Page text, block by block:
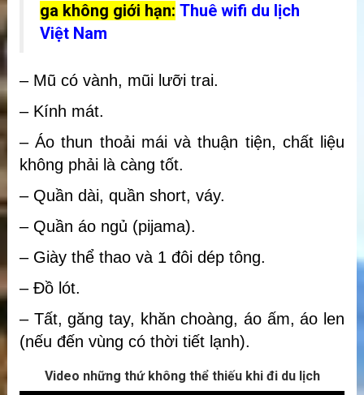
ga không giới hạn: Thuê wifi du lịch
Việt Nam
– Mũ có vành, mũi lưỡi trai.
– Kính mát.
– Áo thun thoải mái và thuận tiện, chất liệu
không phải là càng tốt.
– Quần dài, quần short, váy.
– Quần áo ngủ (pijama).
– Giày thể thao và 1 đôi dép tông.
– Đồ lót.
– Tất, găng tay, khăn choàng, áo ấm, áo len
(nếu đến vùng có thời tiết lạnh).
Video những thứ không thể thiếu khi đi du lịch